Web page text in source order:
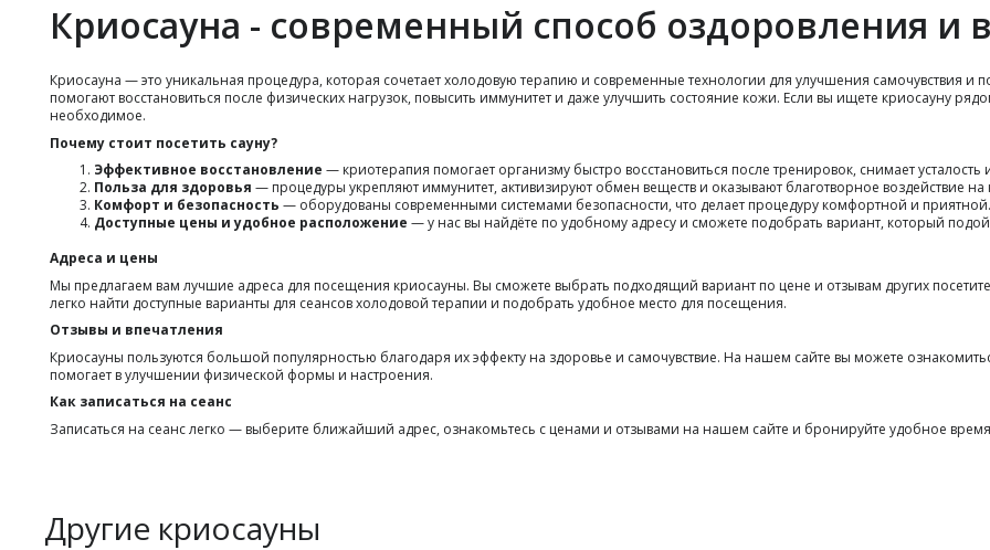
Криосаунa - современный способ оздоровления и
Криосаунa — это уникальная процедура, которая сочетает холодовую терапию и современные технологии для улучшения самочувствия и
помогают восстановиться после физических нагрузок, повысить иммунитет и даже улучшить состояние кожи. Если вы ищете криосауну
необходимое.
Почему стоит посетить сауну?
Эффективное восстановление — криотерапия помогает организму быстро восстановиться после тренировок, снимает
Польза для здоровья — процедуры укрепляют иммунитет, активизируют обмен веществ и оказывают благотворное воздействие на
Комфорт и безопасность — оборудованы современными системами безопасности, что делает процедуру комфортной и приятной.
Доступные цены и удобное расположение — у нас вы найдёте по удобному адресу и сможете подобрать вариант, который
Адреса и цены
Мы предлагаем вам лучшие адреса для посещения криосауны. Вы сможете выбрать подходящий вариант по цене и отзывам других
легко найти доступные варианты для сеансов холодовой терапии и подобрать удобное место для посещения.
Отзывы и впечатления
Криосауны пользуются большой популярностью благодаря их эффекту на здоровье и самочувствие. На нашем сайте вы можете
помогает в улучшении физической формы и настроения.
Как записаться на сеанс
Записаться на сеанс легко — выберите ближайший адрес, ознакомьтесь с ценами и отзывами на нашем сайте и бронируйте удобное
Другие криосауны